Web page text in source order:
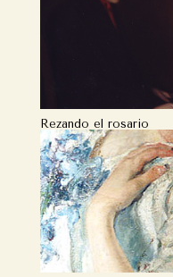
Rezando el rosario